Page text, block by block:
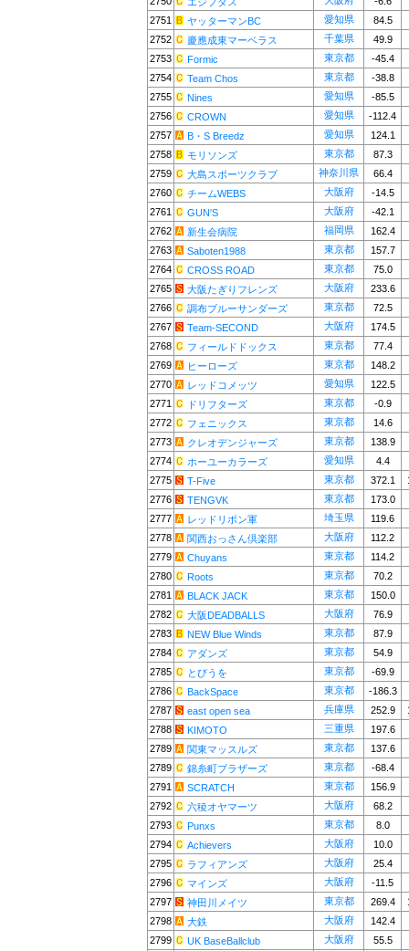
2751
ヤッターマンBC 愛知県
84.5
2752
慶應成東マーベラス 千葉県
49.9
2753
Formic 東京都
-45.4
2754
Team Chos 東京都
-38.8
2755
Nines 愛知県
-85.5
2756
CROWN 愛知県
-112.4
2757
B・S Breedz 愛知県
124.1
2758
モリソンズ 東京都
87.3
2759
大島スポーツクラブ 神奈川県
66.4
2760
チームWEBS 大阪府
-14.5
2761
GUN'S 大阪府
-42.1
2762
新生会病院 福岡県
162.4
2763
Saboten1988 東京都
157.7
2764
CROSS ROAD 東京都
75.0
2765
大阪たぎりフレンズ 大阪府
233.6
2766
調布ブルーサンダーズ 東京都
72.5
2767
Team-SECOND 大阪府
174.5
2768
フィールドドックス 東京都
77.4
2769
ヒーローズ 東京都
148.2
2770
レッドコメッツ 愛知県
122.5
2771
ドリフターズ 東京都
-0.9
2772
フェニックス 東京都
14.6
2773
クレオデンジャーズ 東京都
138.9
2774
ホーユーカラーズ 愛知県
4.4
2775
T-Five 東京都 372.1
2776
TENGVK 東京都
173.0
2777
レッドリボン軍 埼玉県
119.6
2778
関西おっさん倶楽部 大阪府
112.2
2779
Chuyans 東京都
114.2
2780
Roots 東京都
70.2
2781
BLACK JACK 東京都
150.0
2782
大阪DEADBALLS 大阪府
76.9
2783
NEW Blue Winds 東京都
87.9
2784
アダンズ 東京都
54.9
2785
とびうを 東京都
-69.9
2786
BackSpace 東京都
-186.3
2787
east open sea 兵庫県 252.9
2788
KIMOTO 三重県
197.6
2789
関東マッスルズ 東京都
137.6
2789
錦糸町ブラザーズ 東京都
-68.4
2791
SCRATCH 東京都
156.9
2792
六稜オヤマーツ 大阪府
68.2
2793
Punxs 東京都
8.0
2794
Achievers 大阪府
10.0
2795
ラフィアンズ 大阪府
25.4
2796
マインズ 大阪府
-11.5
2797
神田川メイツ 東京都 269.4
2798
大鉄 大阪府
142.4
2799
UK BaseBallclub 大阪府 55.5